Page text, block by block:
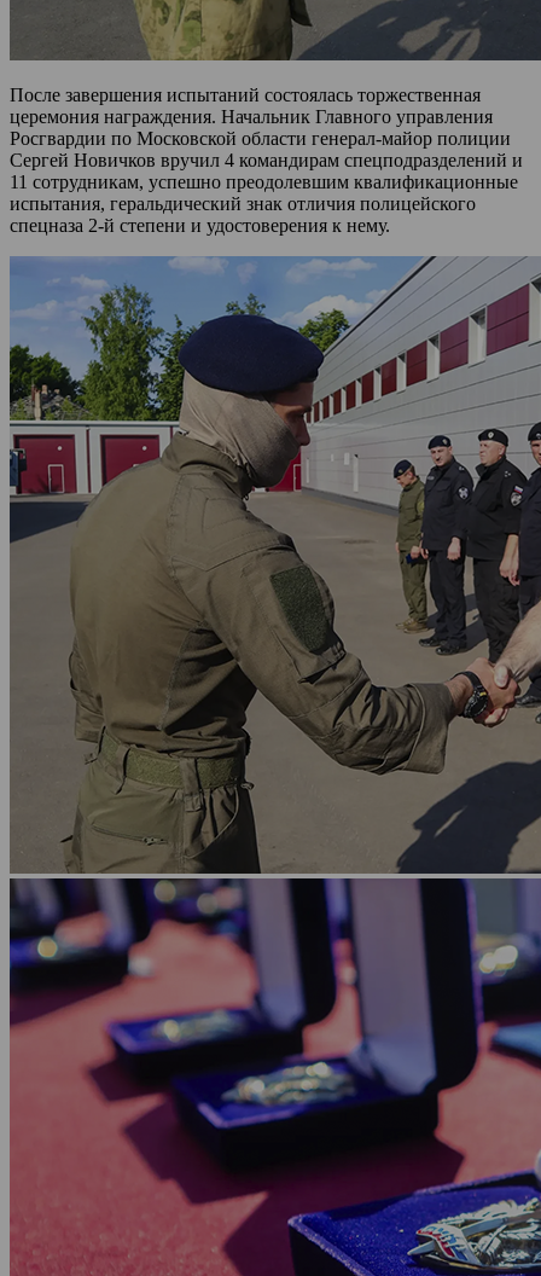
После завершения испытаний состоялась торжественная
церемония награждения. Начальник Главного управления
Росгвардии по Московской области генерал‑майор полиции
Сергей Новичков вручил 4 командирам спецподразделений и
11 сотрудникам, успешно преодолевшим квалификационные
испытания, геральдический знак отличия полицейского
спецназа 2‑й степени и удостоверения к нему.